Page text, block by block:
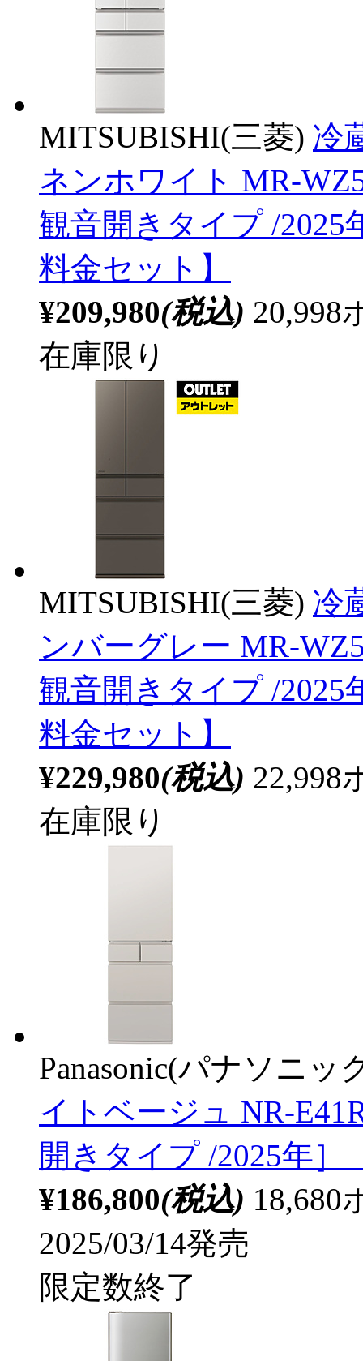
MITSUBISHI(三菱) 冷
ネンホワイト MR-
観音開きタイプ /2025
料金セット】
¥209,980(税込) 20,998
在庫限り
MITSUBISHI(三菱) 冷
ンバーグレー MR-
観音開きタイプ /2025
料金セット】
¥229,980(税込) 22,998
在庫限り
Panasonic(パナソニッ
イトベージュ NR-
開きタイプ /2025年
¥186,800(税込) 18,680
2025/03/14発売
限定数終了